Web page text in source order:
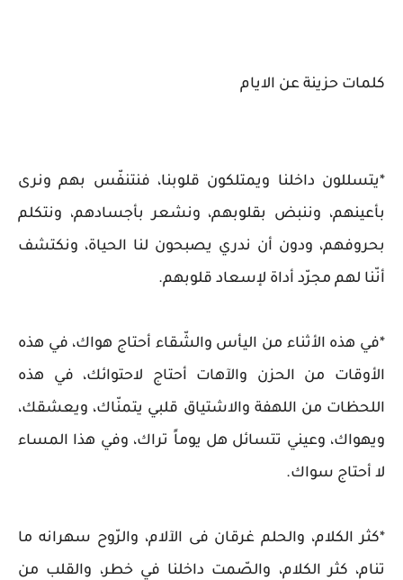
كلمات حزينة عن الايام
*يتسللون داخلنا ويمتلكون قلوبنا، فنتنفّس بهم ونرى
بأعينهم، وننبض بقلوبهم، ونشعر بأجسادهم، ونتكلم
بحروفهم، ودون أن ندري يصبحون لنا الحياة، ونكتشف
أنّنا لهم مجرّد أداة لإسعاد قلوبهم.
*في هذه الأثناء من اليأس والشّقاء أحتاج هواك، في هذه
الأوقات من الحزن والآهات أحتاج لاحتوائك، في هذه
اللحظات من اللهفة والاشتياق قلبي يتمنّاك، ويعشقك،
ويهواك، وعيني تتسائل هل يوماً تراك، وفي هذا المساء
لا أحتاج سواك.
*كثر الكلام، والحلم غرقان فى الآلام، والرّوح سهرانه ما
تنام، كثر الكلام، والصّمت داخلنا في خطر، والقلب من